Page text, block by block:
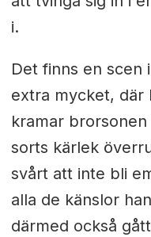
i.
Det finns en scen
extra mycket, där
kramar
sorts kärlek
svårt att inte bli
alla de känslor
därmed också